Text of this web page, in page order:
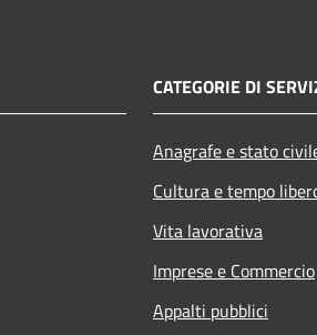
CATEGORIE DI
Anagrafe e stato
Cultura e tempo
Vita lavorativa
Imprese e Commercio
Appalti pubblici